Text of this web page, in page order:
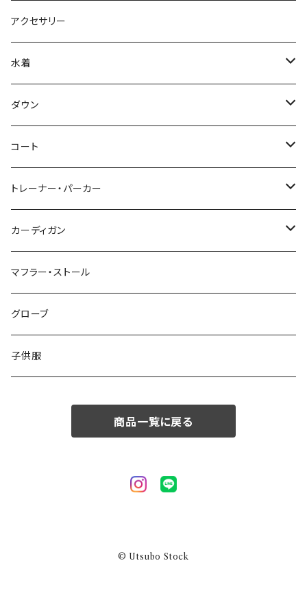
アクセサリー
水着
～44/S
46/M
48/L
50/XL～
ダウン
～44/S
46/M
48/L
50/XL～
コート
～44/S
46/M
48/L
50/XL～
トレーナー・パーカー
～44/S
46/M
48/L
50/XL～
カーディガン
～44/S
46/M
48/L
マフラー・ストール
グローブ
子供服
商品一覧に戻る
© Utsubo Stock